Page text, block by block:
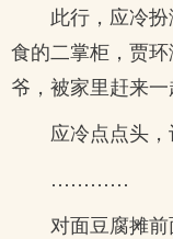
此行，应冷
食的二掌柜，贾
爷，被家里赶来一
应冷点点头，
…………
对面豆腐摊